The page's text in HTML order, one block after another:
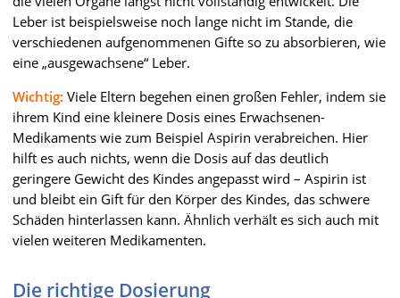
Leber ist beispielsweise noch lange nicht im Stande, die
verschiedenen aufgenommenen Gifte so zu absorbieren, wie
eine „ausgewachsene“ Leber.
Wichtig: Viele Eltern begehen einen großen Fehler, indem sie
ihrem Kind eine kleinere Dosis eines Erwachsenen-
Medikaments wie zum Beispiel Aspirin verabreichen. Hier
hilft es auch nichts, wenn die Dosis auf das deutlich
geringere Gewicht des Kindes angepasst wird – Aspirin ist
und bleibt ein Gift für den Körper des Kindes, das schwere
Schäden hinterlassen kann. Ähnlich verhält es sich auch mit
vielen weiteren Medikamenten.
Die richtige Dosierung